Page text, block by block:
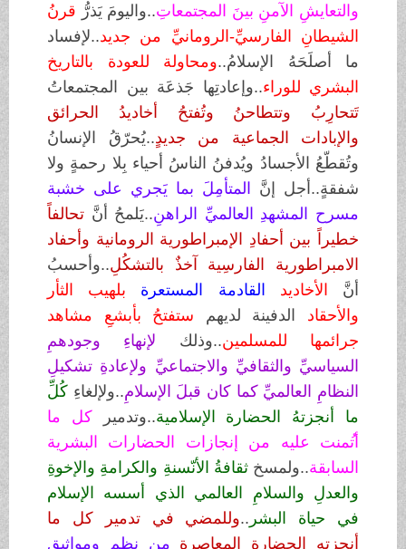
والتعايشِ الآمنِ بينَ المجتمعاتِ..واليومَ يَذرُّقرنُ
الشيطانِ الفارسيِّ-الرومانيِّ من جديد..لإفساد
ما أصلَحَهُ الإسلامُ..ومحاولة للعودة بالتاريخ
البشري للوراء..وإعادتِها جَذعَة بين المجتمعاتُ
حارِبُ وتتطاحنُ وتُفتحُ أخاديدُ الحرائق
والإبادات الجماعية من جديدٍ..يُحرّقُ الإنسانُ
وتُقطّعُ الأجسادُ ويُدفنُ الناسُ أحياء بِلا رحمةٍ ولا
شفقةٍ..أجل إنَّالمتأمِلَ بما يَجري على خشبة
مسرح المشهدِ العالميِّ الراهنِ..يَلمحُ أنَّتحالفاً
خطيراًبين أحفادِ الإمبراطورية الرومانية وأحفاد
الامبراطورية الفارسِية آخذٌ بالتشكُلِ..وأحسبُ
أنَّالأخاديدالقادمة المستعرةبلهيب الثأر
والأحقاد
الدفينة لديهم
ستفتحُ بأبشعِ مشاهد
جرائمها للمسلمين..وذلك
لإنهاءِ وجودهمِ
السياسيِّ والثقافيِّ والاجتماعيِّ ولإعادةِ تشكيلِ
النظامِ العالميِّ كما كان قبلَ الإسلامِ..ولإلغاءِكُلِّ
ما أنجزتهُ الحضارة الإسلامية..وتدميركل ما
منت عليه من إنجازات الحضارات البشرية
السابقة..ولمسخثقافةُ الأنّسنةِ والكرامةِ والإخوةِ
والعدلِ والسلامِ العالمي الذي أسسه الإسلام
في حياة البشر..وللمضي في تدمير كل ما
أنجزته الحضارة المعاصرة من نظم ومواثيق